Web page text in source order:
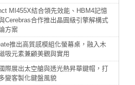
MI455X結合領先效能、HBM4記憶
Cerebras合作推出晶圓級引擎解構式
方案
推出高質感模組化螢幕桌，融入木
吸元素兼顧美觀與實用
際展出太空艙與透光熱昇華鍵帽，打
變客製化鍵盤風貌